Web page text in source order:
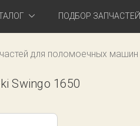
ПОДБОР ЗАПЧАСТЕЙ
для поломоечных машин
Swingo 1650